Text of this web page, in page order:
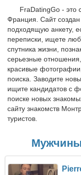
FraDatingGo - это
Франция. Сайт
подходящую анкету,
переписки, ищете
спутника жизни,
серьезные
красивые
поиска. Заводите
ищите кандидатов с
поиске новых
сайту знакомств
туристов.